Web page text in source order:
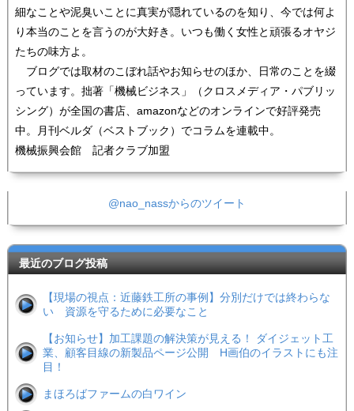
細なことや泥臭いことに真実が隠れているのを知り、今では何よ
り本当のことを言うのが大好き。いつも働く女性と頑張るオヤジ
たちの味方よ。
ブログでは取材のこぼれ話やお知らせのほか、日常のことを綴
っています。拙著「機械ビジネス」（クロスメディア・パブリッ
シング）が全国の書店、amazonなどのオンラインで好評発売
中。月刊ベルダ（ベストブック）でコラムを連載中。
機械振興会館 記者クラブ加盟
@nao_nassからのツイート
最近のブログ投稿
【現場の視点：近藤鉄工所の事例】分別だけでは終わらな
い 資源を守るために必要なこと
【お知らせ】加工課題の解決策が見える！ ダイジェット工
業、顧客目線の新製品ページ公開 H画伯のイラストにも注
目！
まほろばファームの白ワイン